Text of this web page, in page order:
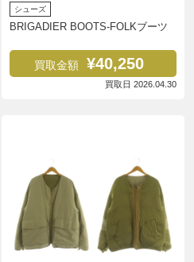
シューズ
BRIGADIER BOOTS-FOLKブーツ
買取金額 ¥40,250
買取日 2026.04.30